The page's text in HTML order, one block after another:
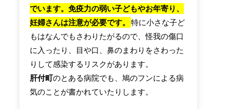
でいます。免疫力の弱い子どもやお年寄り、
妊婦さんは注意が必要です。
特に小さな子ど
もはなんでもさわりたがるので、怪我の傷口
に入ったり、目や口、鼻のまわりをさわった
りして感染するリスクがあります。
肝付町のとある病院でも、鳩のフンによる病
気のことが書かれていたりします。